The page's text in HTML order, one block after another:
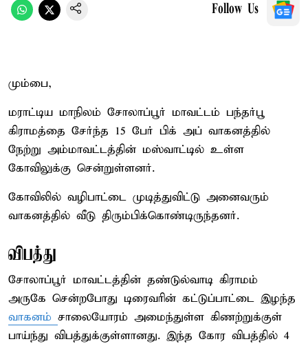
Follow Us
மும்பை,
மராட்டிய மாநிலம் சோலாப்பூர் மாவட்டம் பந்தர்பூ
கிராமத்தை சேர்ந்த 15 பேர் பிக் அப் வாகனத்தில்
நேற்று அம்மாவட்டத்தின் மஸ்வாட்டில் உள்ள
கோவிலுக்கு சென்றுள்ளனர்.
கோவிலில் வழிபாட்டை முடித்துவிட்டு அனைவரும்
வாகனத்தில் வீடு திரும்பிக்கொண்டிருந்தனர்.
விபத்து
சோலாப்பூர் மாவட்டத்தின் தண்டுல்வாடி கிராமம்
அருகே சென்றபோது டிரைவரின் கட்டுப்பாட்டை இழந்த
வாகனம் சாலையோரம் அமைந்துள்ள கிணற்றுக்குள்
பாய்ந்து விபத்துக்குள்ளானது. இந்த கோர விபத்தில் 4